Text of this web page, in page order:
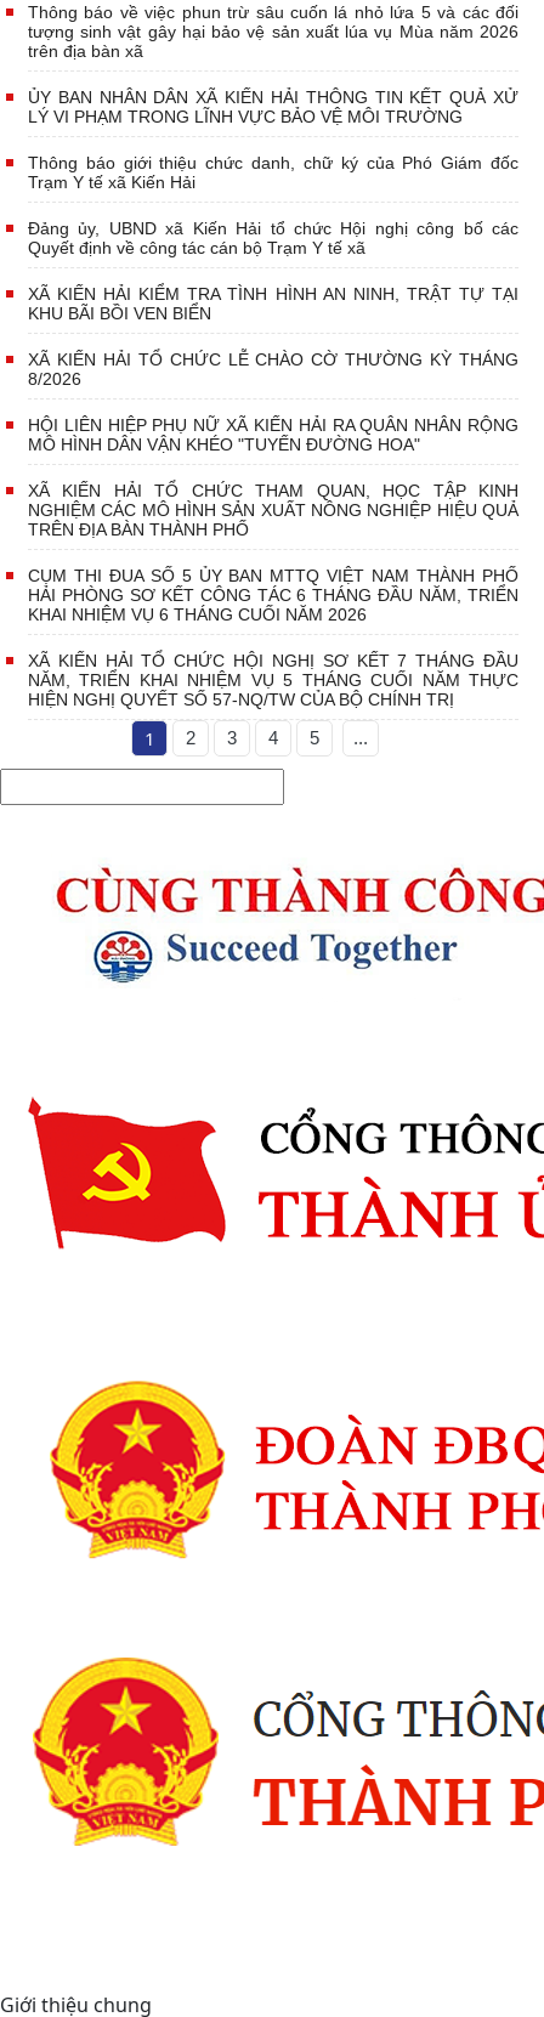
Thông báo về việc phun trừ sâu cuốn lá nhỏ lứa 5 và các đối
tượng sinh vật gây hại bảo vệ sản xuất lúa vụ Mùa năm 2026
trên địa bàn xã
ỦY BAN NHÂN DÂN XÃ KIẾN HẢI THÔNG TIN KẾT QUẢ XỬ
LÝ VI PHẠM TRONG LĨNH VỰC BẢO VỆ MÔI TRƯỜNG
Thông báo giới thiệu chức danh, chữ ký của Phó Giám đốc
Trạm Y tế xã Kiến Hải
Đảng ủy, UBND xã Kiến Hải tổ chức Hội nghị công bố các
Quyết định về công tác cán bộ Trạm Y tế xã
XÃ KIẾN HẢI KIỂM TRA TÌNH HÌNH AN NINH, TRẬT TỰ TẠI
KHU BÃI BỒI VEN BIỂN
XÃ KIẾN HẢI TỔ CHỨC LỄ CHÀO CỜ THƯỜNG KỲ THÁNG
8/2026
HỘI LIÊN HIỆP PHỤ NỮ XÃ KIẾN HẢI RA QUÂN NHÂN RỘNG
MÔ HÌNH DÂN VẬN KHÉO "TUYẾN ĐƯỜNG HOA"
XÃ KIẾN HẢI TỔ CHỨC THAM QUAN, HỌC TẬP KINH
NGHIỆM CÁC MÔ HÌNH SẢN XUẤT NÔNG NGHIỆP HIỆU QUẢ
TRÊN ĐỊA BÀN THÀNH PHỐ
CỤM THI ĐUA SỐ 5 ỦY BAN MTTQ VIỆT NAM THÀNH PHỐ
HẢI PHÒNG SƠ KẾT CÔNG TÁC 6 THÁNG ĐẦU NĂM, TRIỂN
KHAI NHIỆM VỤ 6 THÁNG CUỐI NĂM 2026
XÃ KIẾN HẢI TỔ CHỨC HỘI NGHỊ SƠ KẾT 7 THÁNG ĐẦU
NĂM, TRIỂN KHAI NHIỆM VỤ 5 THÁNG CUỐI NĂM THỰC
HIỆN NGHỊ QUYẾT SỐ 57-NQ/TW CỦA BỘ CHÍNH TRỊ
1 2 3 4 5 ...
Giới thiệu chung